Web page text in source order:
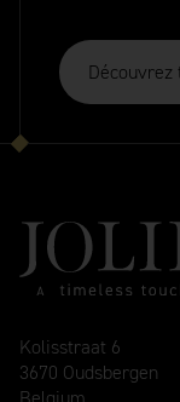
Kolisstraat 6
3670 Oudsbergen